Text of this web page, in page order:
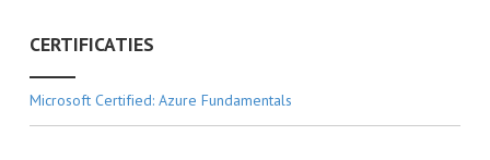
CERTIFICATIES
Microsoft Certified: Azure Fundamentals